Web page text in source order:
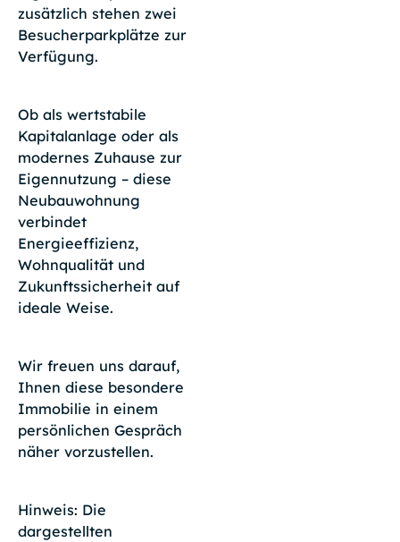
zusätzlich stehen zwei
Besucherparkplätze zur
Verfügung.
Ob als wertstabile
Kapitalanlage oder als
modernes Zuhause zur
Eigennutzung – diese
Neubauwohnung
verbindet
Energieeffizienz,
Wohnqualität und
Zukunftssicherheit auf
ideale Weise.
Wir freuen uns darauf,
Ihnen diese besondere
Immobilie in einem
persönlichen Gespräch
näher vorzustellen.
Hinweis: Die
dargestellten